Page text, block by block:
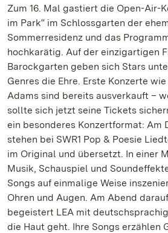
Zum 16. Mal gastiert die Open-Air-
im Park“ im Schlossgarten der
Sommerresidenz und das
hochkarätig. Auf der einzigartigen
Barockgarten geben sich Stars
Genres die Ehre. Erste Konzerte
Adams sind bereits ausverkauft –
sollte sich jetzt seine Tickets
ein besonderes Konzertformat: Am
stehen bei SWR1 Pop & Poesie
im Original und übersetzt. In einer
Musik, Schauspiel und
Songs auf einmalige Weise
Ohren und Augen. Am Abend
begeistert LEA mit
die Haut geht. Ihre Songs erzählen